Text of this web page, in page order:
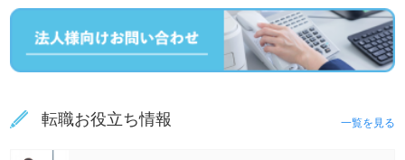
転職お役立ち情報 一覧を見る